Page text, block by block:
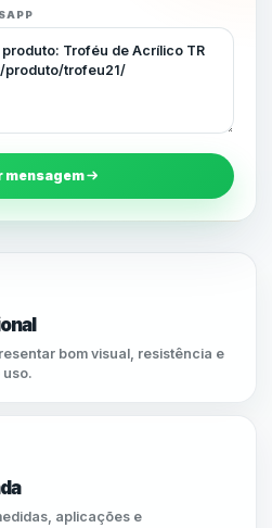
mensagem
bom visual, resistência e
aplicações e